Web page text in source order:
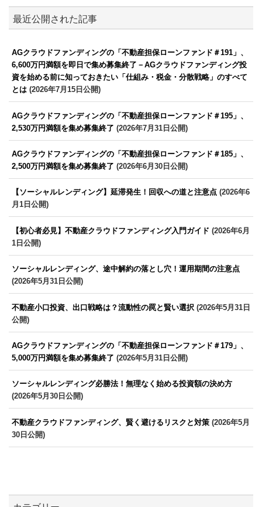
最近公開された記事
AGクラウドファンディングの「不動産担保ローンファンド＃191」、
6,600万円満額を即日で集め募集終了－AGクラウドファンディング投
資を始める前に知っておきたい「仕組み・税金・分散戦略」のすべて
とは (2026年7月15日公開)
AGクラウドファンディングの「不動産担保ローンファンド＃195」、
2,530万円満額を集め募集終了 (2026年7月31日公開)
AGクラウドファンディングの「不動産担保ローンファンド＃185」、
2,500万円満額を集め募集終了 (2026年6月30日公開)
【ソーシャルレンディング】延滞発生！回収への道と注意点 (2026年6
月1日公開)
【初心者必見】不動産クラウドファンディング入門ガイド (2026年6月
1日公開)
ソーシャルレンディング、途中解約の落とし穴！運用期間の注意点
(2026年5月31日公開)
不動産小口投資、出口戦略は？流動性の罠と賢い選択 (2026年5月31日
公開)
AGクラウドファンディングの「不動産担保ローンファンド＃179」、
5,000万円満額を集め募集終了 (2026年5月31日公開)
ソーシャルレンディング必勝法！無理なく始める投資額の決め方
(2026年5月30日公開)
不動産クラウドファンディング、賢く避けるリスクと対策 (2026年5月
30日公開)